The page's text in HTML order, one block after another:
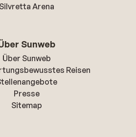
Silvretta Arena
Sunweb
Über Sunweb
Reisen
Presse
Sitemap